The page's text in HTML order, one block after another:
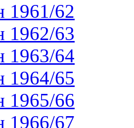
1961/62
1962/63
1963/64
1964/65
1965/66
1966/67